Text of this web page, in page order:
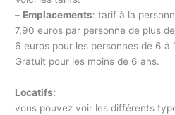
– Emplacements: tarif à la
7,90 euros par personne de plus
6 euros pour les personnes de 6 à
Gratuit pour les moins de 6 ans.
Locatifs:
vous pouvez voir les différents